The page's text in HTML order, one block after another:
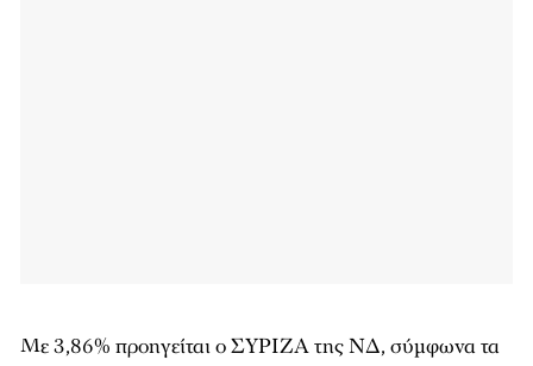
Με 3,86% προηγείται ο ΣΥΡΙΖΑ της ΝΔ, σύμφωνα τα